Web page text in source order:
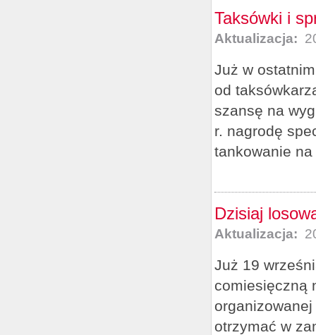
Taksówki i
Aktualizacja:
Już w
od
szansę na
r. nagrodę
tankowanie
Dzisiaj
Aktualizacja:
Już 19
comiesięczną
otrzymać w